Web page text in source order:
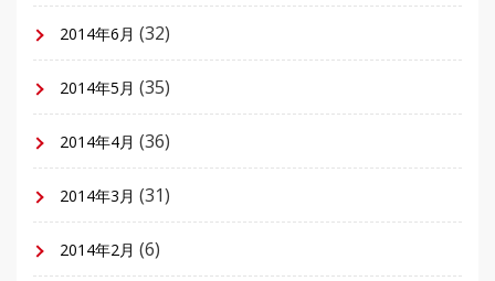
2014年6月 (32)
2014年5月 (35)
2014年4月 (36)
2014年3月 (31)
2014年2月 (6)